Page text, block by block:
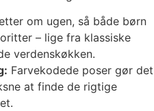
om ugen, så både børn
– lige fra klassiske
verdenskøkken.
Farvekodede poser gør det
at finde de rigtige